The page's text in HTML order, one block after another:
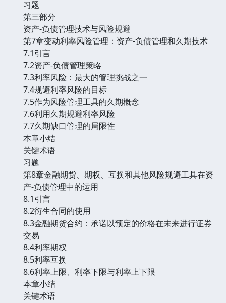
习题
第三部分
资产-负债管理技术与风险规避
第7章变动利率风险管理：资产-负债管理和久期技术
7.1引言
7.2资产-负债管理策略
7.3利率风险：最大的管理挑战之一
7.4规避利率风险的目标
7.5作为风险管理工具的久期概念
7.6利用久期规避利率风险
7.7久期缺口管理的局限性
本章小结
关键术语
习题
第8章金融期货、期权、互换和其他风险规避工具在资
产-负债管理中的运用
8.1引言
8.2衍生合同的使用
8.3金融期货合约：承诺以预定的价格在未来进行证券
交易
8.4利率期权
8.5利率互换
8.6利率上限、利率下限与利率上下限
本章小结
关键术语